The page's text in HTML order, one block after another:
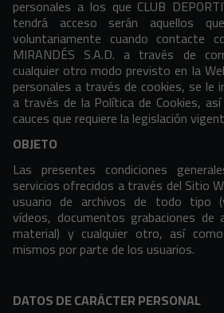
personales a los que CLUB
tendrá acceso serán aquellos
voluntariamente cuando contacte
MIRANDÉS S.A.D. a través de
cualquier otro modo previsto en la
personales a través de cookies, se le
a través de la Política de Cookies,
cauces que requiere la legislación
OBJETO
Las presentes condiciones
servicios ofrecidos a través del Sitio
usuario de archivos de todo tipo
vídeos, documentos grabaciones
material) y cualquier otro, así
mismos por parte de los usuarios.
DATOS DE CARÁCTER PERSONAL